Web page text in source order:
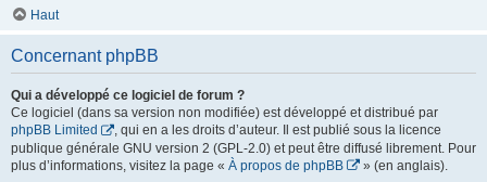
Haut
Concernant phpBB
Qui a développé ce logiciel de forum ?
Ce logiciel (dans sa version non modifiée) est développé et distribué par
phpBB Limited
, qui en a les droits d’auteur. Il est publié sous la licence
publique générale GNU version 2 (GPL-2.0) et peut être diffusé librement. Pour
plus d’informations, visitez la page « À propos de phpBB » (en anglais).